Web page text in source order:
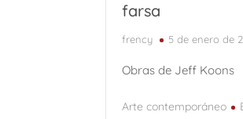
farsa
frency 5 de enero de
Obras de Jeff Koons
Arte contemporáneo